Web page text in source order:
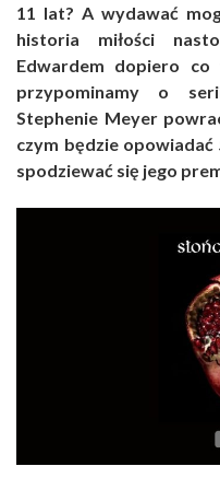
11 lat? A wydawać
historia miłości
Edwardem dopiero co
przypominamy o
Stephenie Meyer
czym będzie opowiadać
spodziewać się jego